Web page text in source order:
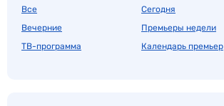
Все
Вечерние
ТВ-программа
Сегодня
Премьеры недели
Календарь премьер